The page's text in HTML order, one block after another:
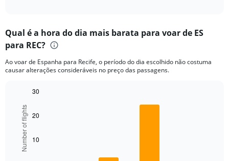
Range:
12
The
chart
axis
displaying
values.
Range:
Qual é a hora do dia mais barata para voar de ES
para REC?
Ao voar de Espanha para Recife, o período do dia escolhido não costuma
causar alterações consideráveis no preço das passagens.
chart
with
bars.
The
graphic.
Number of flights 10
20
30